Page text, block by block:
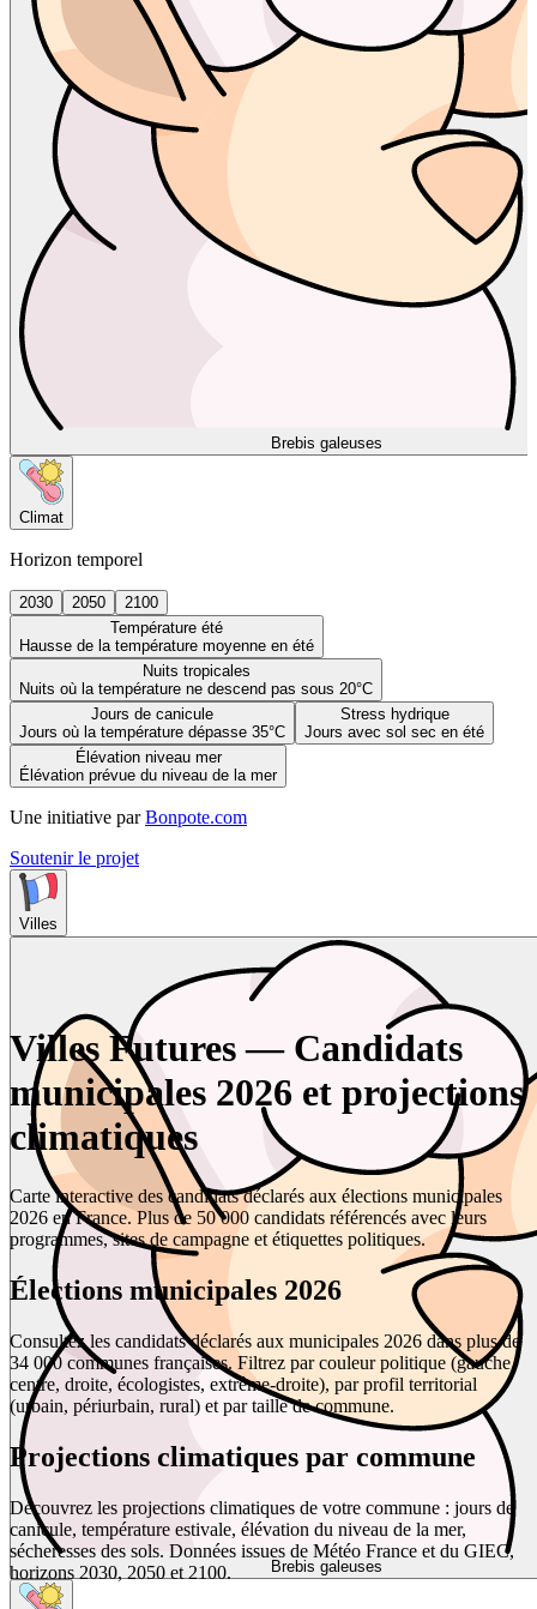
Brebis galeuses
Climat
Horizon temporel
2030 2050
2100
Température été
Hausse de la température moyenne en été
Nuits tropicales
Nuits où la température ne descend pas sous 20°C
Jours de canicule
Jours où la température dépasse 35°C
Stress hydrique
Jours avec sol sec en été
Élévation niveau mer
Élévation prévue du niveau de la mer
Une initiative par Bonpote.com
Soutenir le projet
Villes
Brebis galeuses
Villes Futures — Candidats
municipales 2026 et projections
climatiques
Carte interactive des candidats déclarés aux élections municipales
2026 en France. Plus de 50 000 candidats référencés avec leurs
programmes, sites de campagne et étiquettes politiques.
Élections municipales 2026
Consultez les candidats déclarés aux municipales 2026 dans plus de
34 000 communes françaises. Filtrez par couleur politique (gauche,
centre, droite, écologistes, extrême-droite), par profil territorial
(urbain, périurbain, rural) et par taille de commune.
Projections climatiques par commune
Découvrez les projections climatiques de votre commune : jours de
canicule, température estivale, élévation du niveau de la mer,
sécheresses des sols. Données issues de Météo France et du GIEC,
horizons 2030, 2050 et 2100.